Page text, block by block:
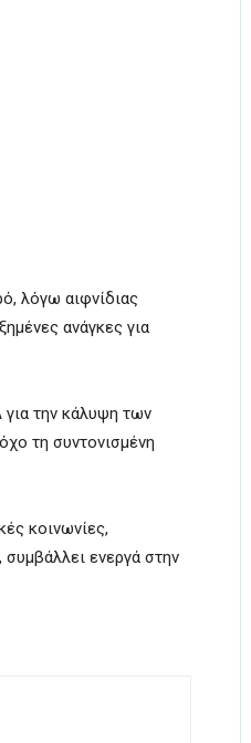
λόγω αιφνίδιας
ανάγκες για
την κάλυψη των
τη συντονισμένη
κοινωνίες,
ενεργά στην